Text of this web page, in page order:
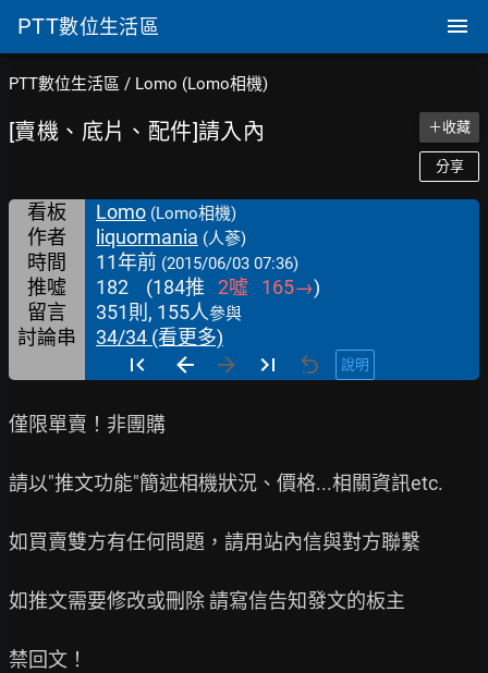
PTT數位生活區
PTT數位生活區 / Lomo (Lomo相機)
[賣機、底片、配件]請入內 ＋收藏
分享
看板 Lomo (Lomo相機)
作者 liquormania (人蔘)
時間 11年前 (2015/06/03 07:36)
推噓 182 (184推 2噓 165→)
留言
351則, 155人參與
討論串 34/34 (看更多)
說明
僅限單賣！非團購
請以"推文功能"簡述相機狀況、價格...相關資訊etc.
如買賣雙方有任何問題，請用站內信與對方聯繫
如推文需要修改或刪除 請寫信告知發文的板主
禁回文！